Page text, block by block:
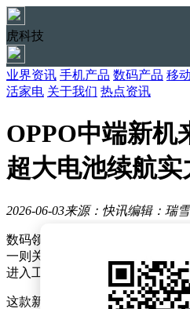
虎科技
业界资讯 手机产品 数码产品 移
活家电 关于我们 热点资讯
OPPO中端新机
超大电池续航
2026-06-03来源：快讯编辑：瑞雪
数码领域近日传来新动态，知名
一则关于OPPO新机的爆料。一
进入工程机测试阶段，引发众多
这款新机最大的亮点在于其电池